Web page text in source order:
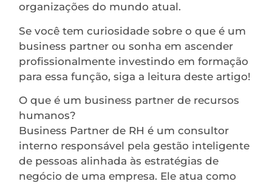
organizações do mundo atual.
Se você tem curiosidade sobre o que é um
business partner ou sonha em ascender
profissionalmente investindo em formação
para essa função, siga a leitura deste artigo!
O que é um business partner de recursos
humanos?
Business Partner de RH é um consultor
interno responsável pela gestão inteligente
de pessoas alinhada às estratégias de
negócio de uma empresa. Ele atua como